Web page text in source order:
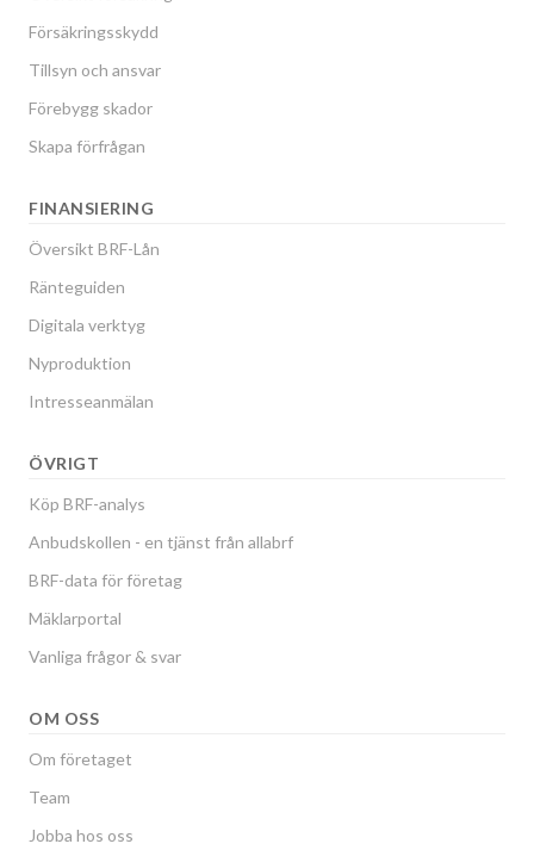
Försäkringsskydd
Tillsyn och ansvar
Förebygg skador
Skapa förfrågan
FINANSIERING
Översikt BRF-Lån
Ränteguiden
Digitala verktyg
Nyproduktion
Intresseanmälan
ÖVRIGT
Köp BRF-analys
Anbudskollen - en tjänst från allabrf
BRF-data för företag
Mäklarportal
Vanliga frågor & svar
OM OSS
Om företaget
Team
Jobba hos oss